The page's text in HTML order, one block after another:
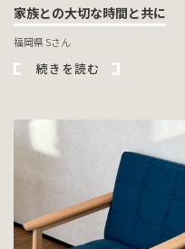
家族との大切な時間と共に
福岡県 Sさん
続きを読む